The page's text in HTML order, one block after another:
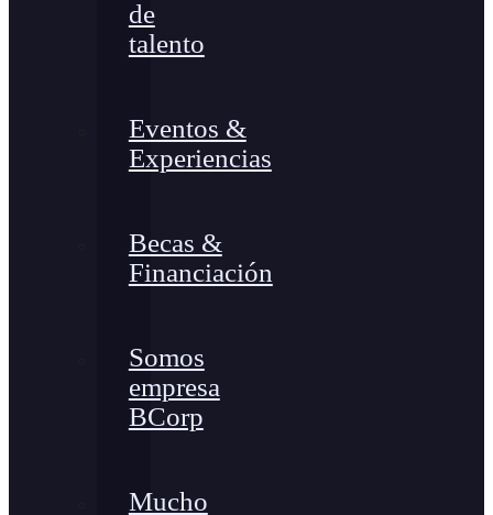
de
talento
Eventos &
Experiencias
Becas &
Financiación
Somos
empresa
BCorp
Mucho